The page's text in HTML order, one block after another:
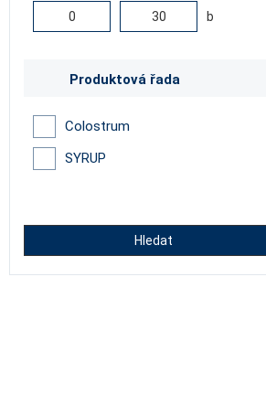
b
Produktová řada
Colostrum
SYRUP
Hledat